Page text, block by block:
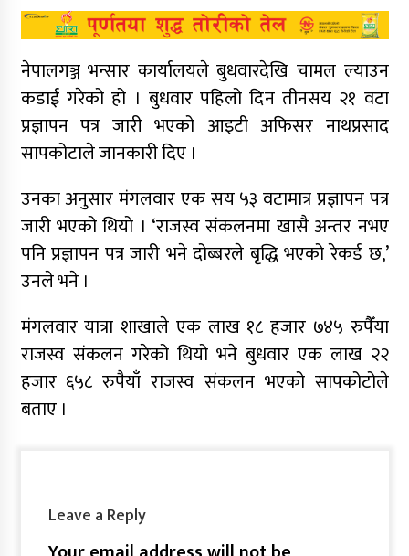
नेपालगञ्ज भन्सार कार्यालयले बुधवारदेखि चामल ल्याउन
कडाई गरेको हो । बुधवार पहिलो दिन तीनसय २१ वटा
प्रज्ञापन पत्र जारी भएको आइटी अफिसर नाथप्रसाद
सापकोटाले जानकारी दिए ।
उनका अनुसार मंगलवार एक सय ५३ वटामात्र प्रज्ञापन पत्र
जारी भएको थियो । ‘राजस्व संकलनमा खासै अन्तर नभए
पनि प्रज्ञापन पत्र जारी भने दोब्बरले बृद्धि भएको रेकर्ड छ,’
उनले भने ।
मंगलवार यात्रा शाखाले एक लाख १८ हजार ७४५ रुपैँया
राजस्व संकलन गरेको थियो भने बुधवार एक लाख २२
हजार ६५८ रुपैयाँ राजस्व संकलन भएको सापकोटोले
बताए ।
Leave a Reply